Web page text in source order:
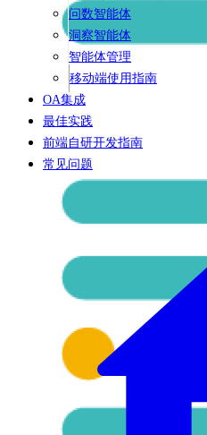
问数智能体
洞察智能体
智能体管理
移动端使用指南
OA集成
最佳实践
前端自研开发指南
常见问题